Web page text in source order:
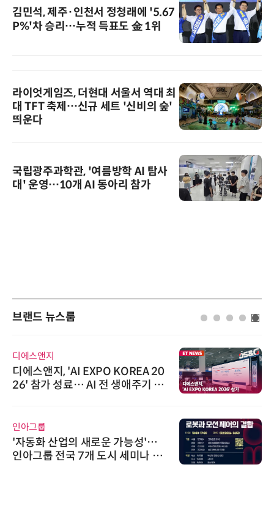
김민석, 제주·인천서 정청래에 '5.67
P%'차 승리…누적 득표도 金 1위
라이엇게임즈, 더현대 서울서 역대 최
대 TFT 축제…신규 세트 '신비의 숲'
띄운다
국립광주과학관, '여름방학 AI 탐사
대' 운영…10개 AI 동아리 참가
브랜드 뉴스룸
디에스앤지
디에스앤지, 'AI EXPO KOREA 20
26' 참가 성료… AI 전 생애주기 아
인아그룹
'자동화 산업의 새로운 가능성'…
인아그룹 전국 7개 도시 세미나 페